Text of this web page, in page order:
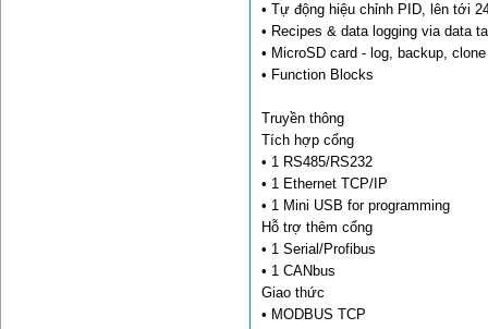
• Tự động hiệu chỉnh PID, lên tới
• Recipes & data logging via data
• MicroSD card - log, backup,
• Function Blocks
Truyền thông
Tích hợp cổng
• 1 RS485/RS232
• 1 Ethernet TCP/IP
• 1 Mini USB for programming
Hỗ trợ thêm cổng
• 1 Serial/Profibus
• 1 CANbus
Giao thức
• MODBUS TCP